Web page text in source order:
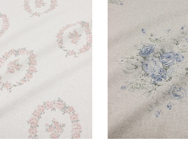
Купава
Мы публикуем здесь
промокоды и скидки до 30%
категории тканей
Электронная почта